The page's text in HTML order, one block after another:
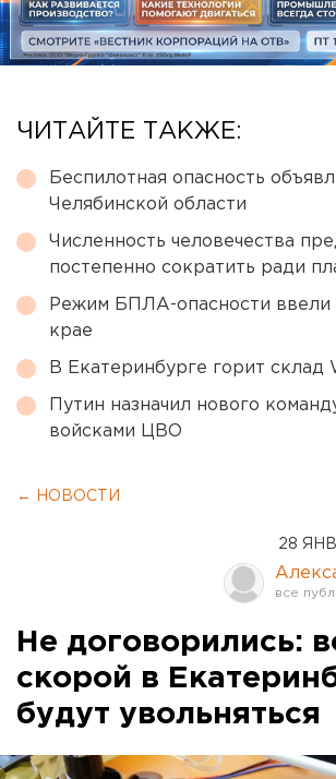
ЧИТАЙТЕ ТАКЖЕ:
Беспилотная опасность
Челябинской области
Численность человечества
постепенно сократить ради
Режим БПЛА-опасности ввели
крае
В Екатеринбурге горит склад
Путин назначил нового
войсками ЦВО
← НОВОСТИ
28
Не договорились:
скорой в
будут увольняться